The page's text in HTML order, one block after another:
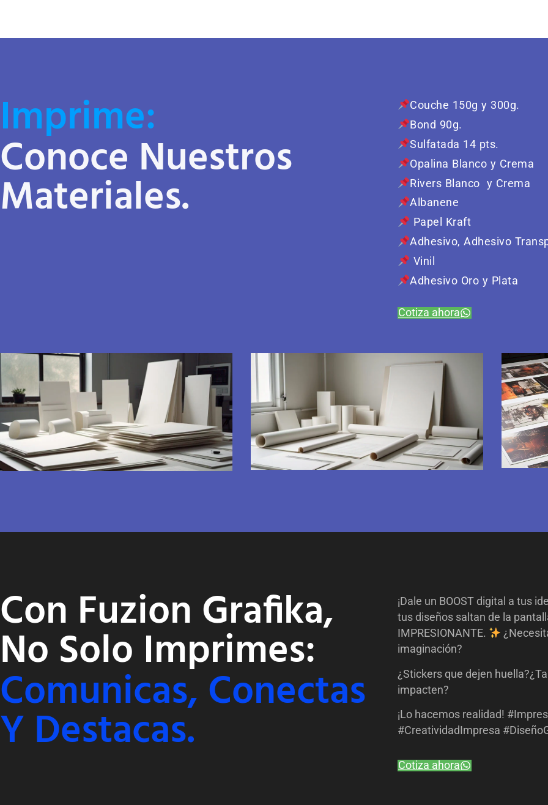
Imprime:
Conoce Nuestros
Materiales.
Couche 150g y 300g.
Bond 90g.
Sulfatada 14 pts.
Opalina Blanco y Crema
Rivers Blanco y Crema
Albanene
Papel Kraft
Adhesivo, Adhesivo
Vinil
Adhesivo Oro y Plata
Cotiza ahora
Con Fuzion Grafika,
No Solo Imprimes:
Comunicas, Conectas
Y Destacas.
¡Dale un BOOST digital a tus
tus diseños saltan de la
IMPRESIONANTE.
imaginación?
¿Stickers que dejen
impacten?
¡Lo hacemos realidad!
#CreatividadImpresa
Cotiza ahora